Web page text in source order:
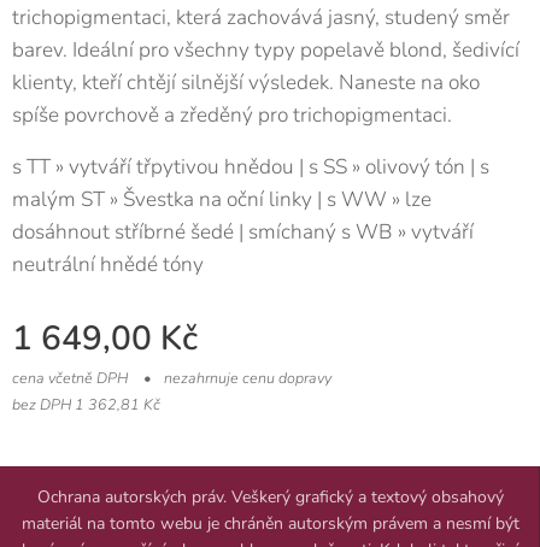
trichopigmentaci, která zachovává jasný, studený směr
barev. Ideální pro všechny typy popelavě blond, šedivící
klienty, kteří chtějí silnější výsledek. Naneste na oko
spíše povrchově a zředěný pro trichopigmentaci.
s TT » vytváří třpytivou hnědou | s SS » olivový tón | s
malým ST » Švestka na oční linky | s WW » lze
dosáhnout stříbrné šedé | smíchaný s WB » vytváří
neutrální hnědé tóny
1 649,00 Kč
cena včetně DPH
nezahrnuje cenu dopravy
bez DPH 1 362,81 Kč
Ochrana autorských práv. Veškerý grafický a textový obsahový
materiál na tomto webu je chráněn autorským právem a nesmí být